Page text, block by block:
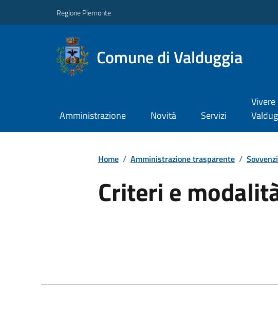
Regione Piemonte
Comune di Valduggia
Amministrazione Novità Servizi
Vivere
Home / Amministrazione trasparente /
Criteri e